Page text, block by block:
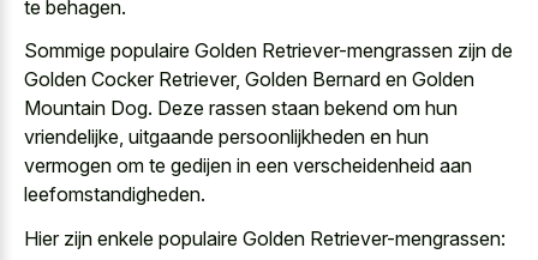
te behagen.
Sommige populaire Golden Retriever-mengrassen zijn de
Golden Cocker Retriever, Golden Bernard en Golden
Mountain Dog. Deze rassen staan bekend om hun
vriendelijke, uitgaande persoonlijkheden en hun
vermogen om te gedijen in een verscheidenheid aan
leefomstandigheden.
Hier zijn enkele populaire Golden Retriever-mengrassen: